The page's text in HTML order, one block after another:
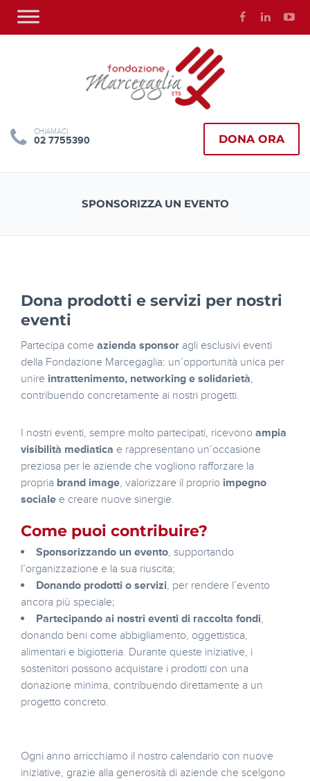
CHIAMACI
02 7755390 DONA ORA
SPONSORIZZA UN EVENTO
Dona prodotti e servizi per nostri
eventi
Partecipa come azienda sponsor agli esclusivi eventi
della Fondazione Marcegaglia: un’opportunità unica per
unire intrattenimento, networking e solidarietà,
contribuendo concretamente ai nostri progetti.
I nostri eventi, sempre molto partecipati, ricevono ampia
visibilità mediatica e rappresentano un’occasione
preziosa per le aziende che vogliono rafforzare la
propria brand image, valorizzare il proprio impegno
sociale e creare nuove sinergie.
Come puoi contribuire?
Sponsorizzando un evento, supportando
l’organizzazione e la sua riuscita;
Donando prodotti o servizi, per rendere l’evento
ancora più speciale;
Partecipando ai nostri eventi di raccolta fondi,
donando beni come abbigliamento, oggettistica,
alimentari e bigiotteria. Durante queste iniziative, i
sostenitori possono acquistare i prodotti con una
donazione minima, contribuendo direttamente a un
progetto concreto.
Ogni anno arricchiamo il nostro calendario con nuove
iniziative, grazie alla generosità di aziende che scelgono